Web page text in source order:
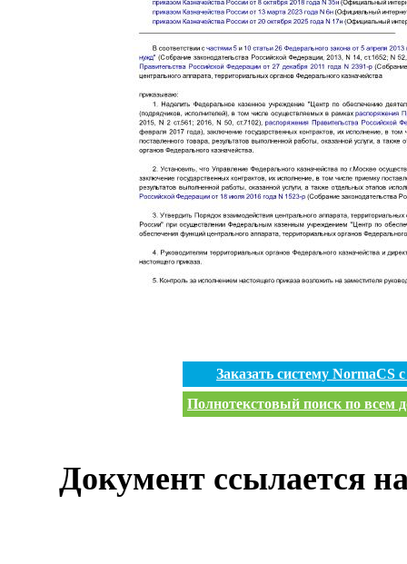
Заказать систему
Полнотекстовый поиск по всем
Документ ссылается